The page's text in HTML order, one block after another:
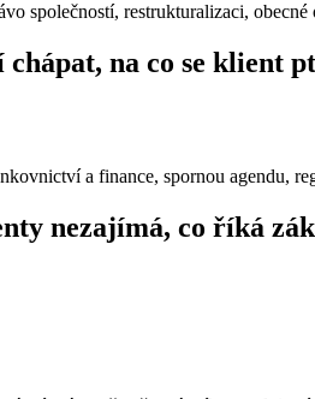
společností, restrukturalizaci,
chápat, na co se klient
a finance, spornou agendu,
nezajímá, co říká